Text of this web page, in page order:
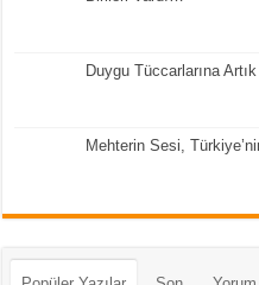
Duygu Tüccarlarına
Mehterin Sesi,